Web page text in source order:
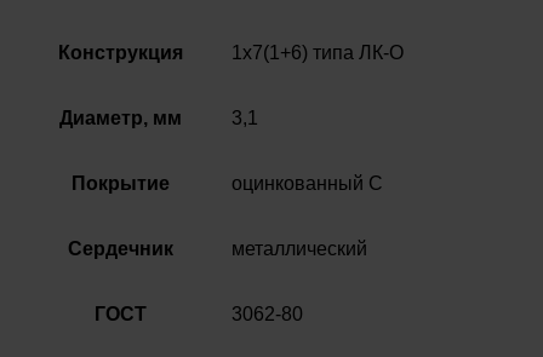
Конструкция 1х7(1+6) типа ЛК-О
Диаметр, мм 3,1
Покрытие оцинкованный С
Сердечник металлический
ГОСТ 3062-80